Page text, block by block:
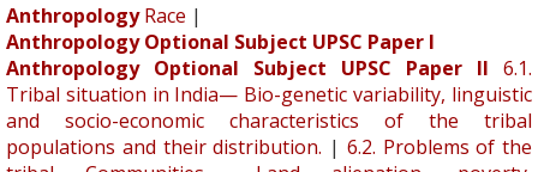
Anthropology Race |
Anthropology Optional Subject UPSC Paper I
Anthropology Optional Subject UPSC Paper II 6.1.
Tribal situation in India— Bio-genetic variability, linguistic
and socio-economic characteristics of the tribal
populations and their distribution. | 6.2. Problems of the